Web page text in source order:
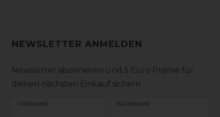
NEWSLETTER ANMELDEN
Newsletter abonnieren und 5 Euro Prämie für
deinen nächsten Einkauf sichern
VORNAME NACHNAME